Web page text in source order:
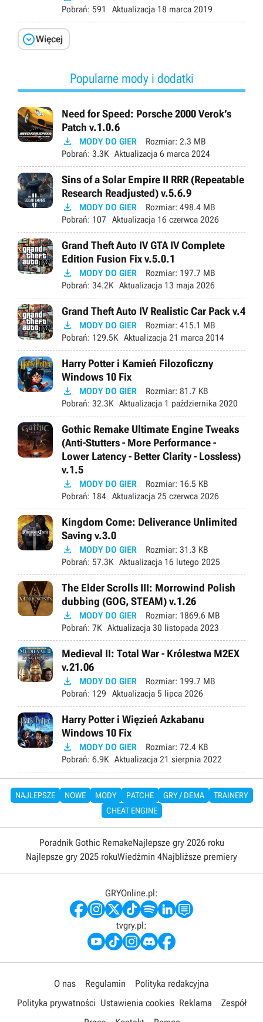
Pobrań: 591 Aktualizacja 18 marca 2019
Więcej
Popularne mody i dodatki
Need for Speed: Porsche 2000 Verok’s
Patch v.1.0.6
 MODY DO GIER Rozmiar: 2.3 MB
Pobrań: 3.3K Aktualizacja 6 marca 2024
Sins of a Solar Empire II RRR (Repeatable
Research Readjusted) v.5.6.9
 MODY DO GIER Rozmiar: 498.4 MB
Pobrań: 107 Aktualizacja 16 czerwca 2026
Grand Theft Auto IV GTA IV Complete
Edition Fusion Fix v.5.0.1
 MODY DO GIER Rozmiar: 197.7 MB
Pobrań: 34.2K Aktualizacja 13 maja 2026
Grand Theft Auto IV Realistic Car Pack v.4
 MODY DO GIER Rozmiar: 415.1 MB
Pobrań: 129.5K Aktualizacja 21 marca 2014
Harry Potter i Kamień Filozoficzny
Windows 10 Fix
 MODY DO GIER Rozmiar: 81.7 KB
Pobrań: 32.3K Aktualizacja 1 października 2020
Gothic Remake Ultimate Engine Tweaks
(Anti-Stutters - More Performance -
Lower Latency - Better Clarity - Lossless)
v.1.5
 MODY DO GIER Rozmiar: 16.5 KB
Pobrań: 184 Aktualizacja 25 czerwca 2026
Kingdom Come: Deliverance Unlimited
Saving v.3.0
 MODY DO GIER Rozmiar: 31.3 KB
Pobrań: 57.3K Aktualizacja 16 lutego 2025
The Elder Scrolls III: Morrowind Polish
dubbing (GOG, STEAM) v.1.26
 MODY DO GIER Rozmiar: 1869.6 MB
Pobrań: 7K Aktualizacja 30 listopada 2023
Medieval II: Total War - Królestwa M2EX
v.21.06
 MODY DO GIER Rozmiar: 199.7 MB
Pobrań: 129 Aktualizacja 5 lipca 2026
Harry Potter i Więzień Azkabanu
Windows 10 Fix
 MODY DO GIER Rozmiar: 72.4 KB
Pobrań: 6.9K Aktualizacja 21 sierpnia 2022
NAJLEPSZE NOWE MODY PATCHE GRY / DEMA
TRAINERY
CHEAT ENGINE
Poradnik Gothic RemakeNajlepsze gry 2026 roku
Najlepsze gry 2025 rokuWiedźmin 4Najbliższe premiery
GRYOnline.pl:
tvgry.pl:
O nas Regulamin
Polityka redakcyjna
Polityka prywatności Ustawienia cookies Reklama
Zespół